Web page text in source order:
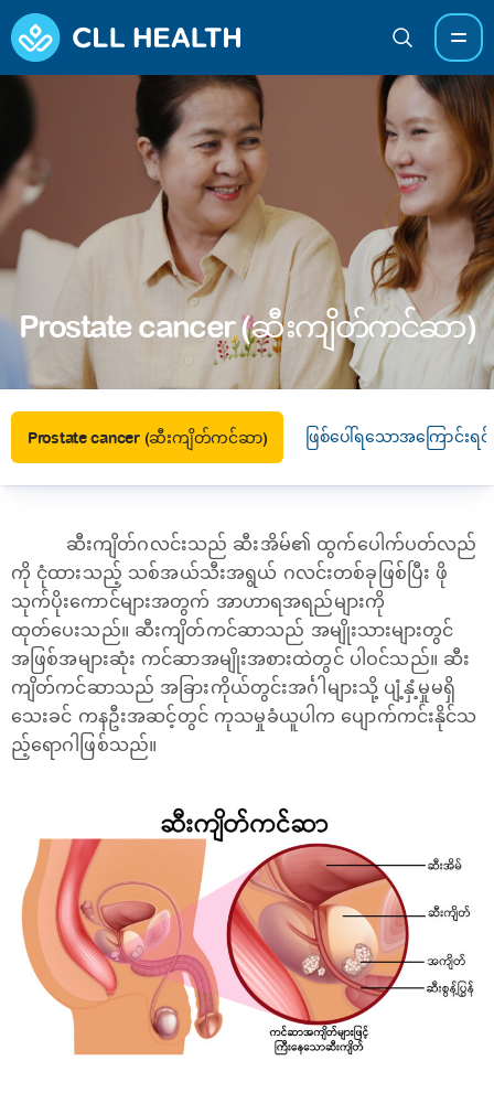
Prostate cancer (ဆီးကျိတ်ကင်ဆာ)
Prostate cancer (ဆီးကျိတ်ကင်ဆာ) ဖြစ်ပေါ်ရသောအကြောင်းရင်း
ဆီးကျိတ်ဂလင်းသည် ဆီးအိမ်၏ ထွက်ပေါက်ပတ်လည်
ကို ငုံထားသည့် သစ်အယ်သီးအရွယ် ဂလင်းတစ်ခုဖြစ်ပြီး ဖို
သုက်ပိုးကောင်များအတွက် အာဟာရအရည်များကို
ထုတ်ပေးသည်။ ဆီးကျိတ်ကင်ဆာသည် အမျိုးသားများတွင်
အဖြစ်အများဆုံး ကင်ဆာအမျိုးအစားထဲတွင် ပါဝင်သည်။ ဆီး
ကျိတ်ကင်ဆာသည် အခြားကိုယ်တွင်းအင်္ဂါများသို့ ပျံ့နှံ့မှုမရှိ
သေးခင် ကနဦးအဆင့်တွင် ကုသမှုခံယူပါက ပျောက်ကင်းနိုင်သ
ည့်ရောဂါဖြစ်သည်။